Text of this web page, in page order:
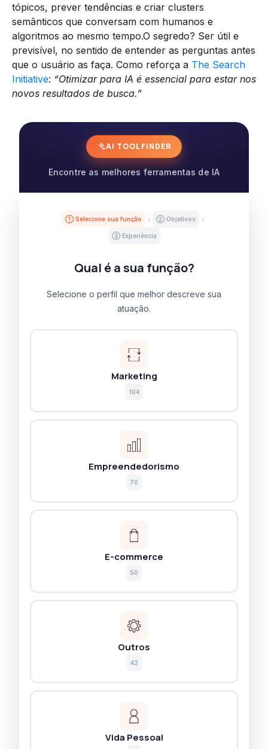
tópicos, prever tendências e criar clusters
semânticos que conversam com humanos e
algoritmos ao mesmo tempo.O segredo? Ser útil e
previsível, no sentido de entender as perguntas antes
que o usuário as faça. Como reforça a The Search
Initiative: “Otimizar para IA é essencial para estar nos
novos resultados de busca.”
AI TOOL FINDER
Encontre as melhores ferramentas de IA
① Selecione sua função ② Objetivos
③ Experiência
Qual é a sua função?
Selecione o perfil que melhor descreve sua
atuação.
Marketing
104
Empreendedorismo
70
E-commerce
50
Outros
42
Vida Pessoal